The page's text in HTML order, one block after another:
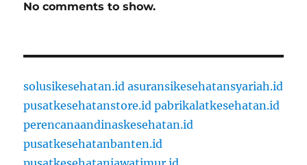
No comments to show.
solusikesehatan.id asuransikesehatansyariah.id
pusatkesehatanstore.id pabrikalatkesehatan.id
perencanaandinaskesehatan.id
pusatkesehatanbanten.id